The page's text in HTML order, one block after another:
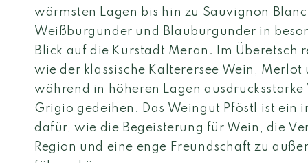
wärmsten Lagen bis hin zu Sauvignon
Weißburgunder und Blauburgunder in
Blick auf die Kurstadt Meran. Im Überetsch
wie der klassische Kalterersee Wein, Merlot
während in höheren Lagen
Grigio gedeihen. Das Weingut Pföstl ist ein
dafür, wie die Begeisterung für Wein, die
Region und eine enge Freundschaft zu